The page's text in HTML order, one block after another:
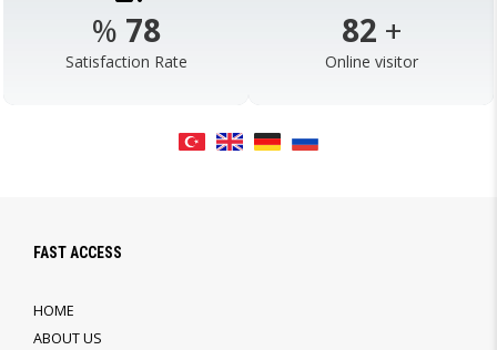
% 98
Satisfaction Rate
103 +
Online visitor
FAST ACCESS
HOME
ABOUT US